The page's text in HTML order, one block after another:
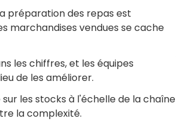
préparation des repas est
marchandises vendues se cache
les chiffres, et les équipes
de les améliorer.
les stocks à l'échelle de la chaîne
la complexité.